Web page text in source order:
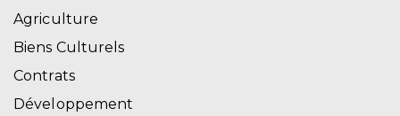
Agriculture
Biens Culturels
Contrats
Développement